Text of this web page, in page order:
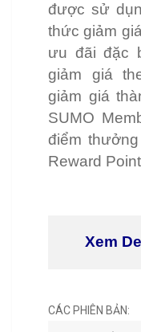
được sử
thức giảm
ưu đãi đặc
giảm giá
giảm giá
SUMO
điểm
Reward
Xem
CÁC PHIÊN BẢN: